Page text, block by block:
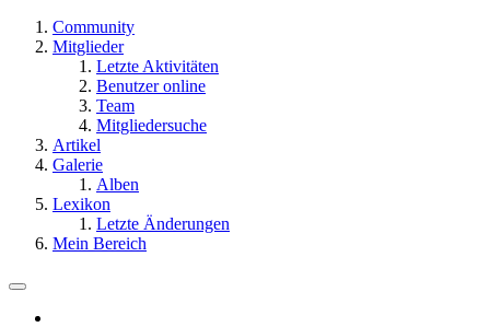
Community
Mitglieder
Letzte Aktivitäten
Benutzer online
Team
Mitgliedersuche
Artikel
Galerie
Alben
Lexikon
Letzte Änderungen
Mein Bereich